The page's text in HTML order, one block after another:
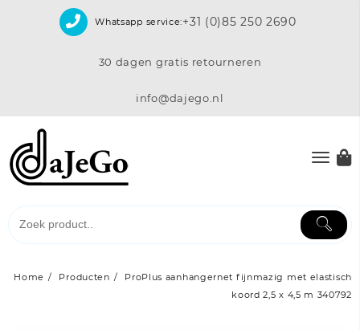
Whatsapp service:+31 (0)85 250 2690
30 dagen gratis retourneren
info@dajego.nl
Home Producten
ProPlus aanhangernet fijnmazig met elastisch
koord 2,5 x 4,5 m 340792